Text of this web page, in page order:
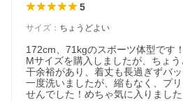
5
サイズ ： ちょうどよい
172cm、71kgのスポーツ体型です
Mサイズを購入しましたが、ちょ
干余裕があり、着丈も長過ぎずバッ
一度洗いましたが、縮もなく、プ
せんでした！めちゃ気に入りました